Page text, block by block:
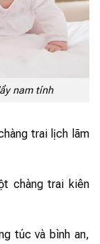
nam tính
trai lịch lãm
chàng trai kiên
túc và bình an,